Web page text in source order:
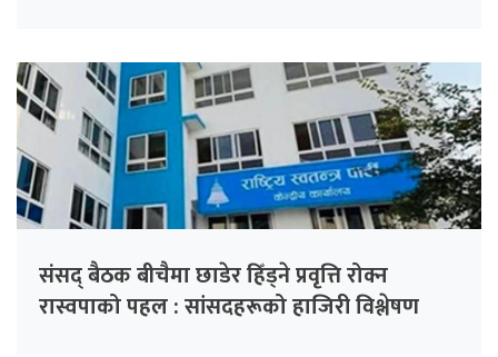
संसद् बैठक बीचैमा छाडेर हिँड्ने प्रवृत्ति रोक्न
रास्वपाको पहल : सांसदहरूको हाजिरी विश्लेषण